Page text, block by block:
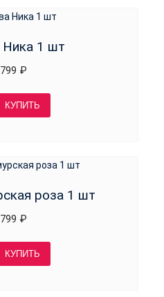
Ника 1 шт
799 ₽
КУПИТЬ
роза 1 шт
799 ₽
КУПИТЬ